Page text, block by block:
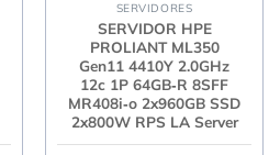
SERVIDORES
SERVIDOR HPE
PROLIANT ML350
Gen11 4410Y 2.0GHz
12c 1P 64GB‑R 8SFF
MR408i‑o 2x960GB SSD
2x800W RPS LA Server